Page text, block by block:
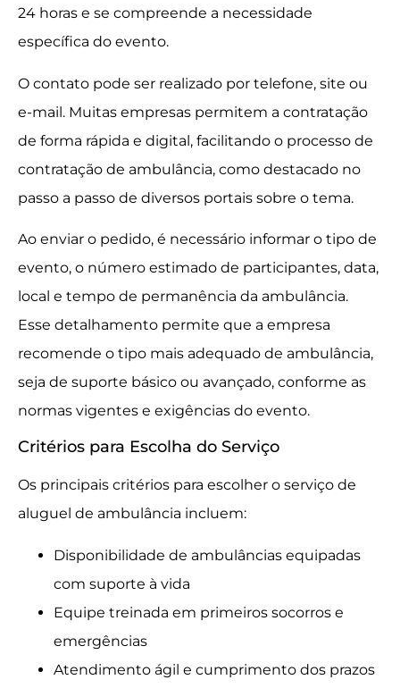
24 horas e se compreende a necessidade
específica do evento.
O contato pode ser realizado por telefone, site ou
e-mail. Muitas empresas permitem a contratação
de forma rápida e digital, facilitando o processo de
contratação de ambulância, como destacado no
passo a passo de diversos portais sobre o tema.
Ao enviar o pedido, é necessário informar o tipo de
evento, o número estimado de participantes, data,
local e tempo de permanência da ambulância.
Esse detalhamento permite que a empresa
recomende o tipo mais adequado de ambulância,
seja de suporte básico ou avançado, conforme as
normas vigentes e exigências do evento.
Critérios para Escolha do Serviço
Os principais critérios para escolher o serviço de
aluguel de ambulância incluem:
Disponibilidade de ambulâncias equipadas
com suporte à vida
Equipe treinada em primeiros socorros e
emergências
Atendimento ágil e cumprimento dos prazos